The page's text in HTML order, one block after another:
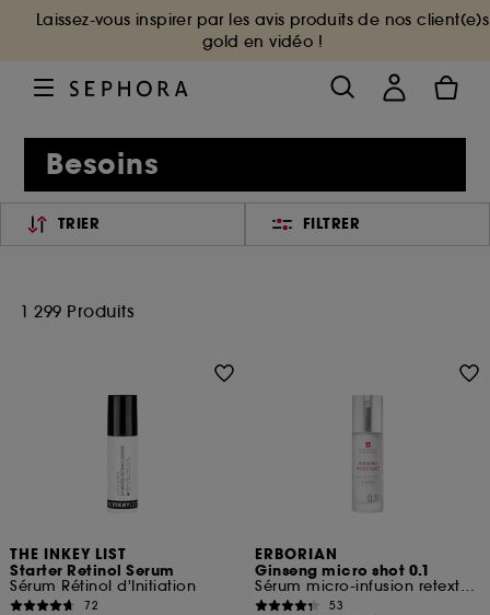
Laissez-vous inspirer par les avis produits de nos client(e)s
gold en vidéo !
Besoins
TRIER FILTRER
1 299 Produits
THE INKEY LIST
Starter Retinol Serum
Sérum Rétinol d'Initiation
72
ERBORIAN
Ginseng micro shot 0.1
Sérum micro-infusion retexturant
53